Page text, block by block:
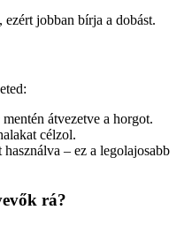
ezért jobban bírja a dobást.
átvezetve a horgot.
célzol.
– ez a legolajosabb
rá?